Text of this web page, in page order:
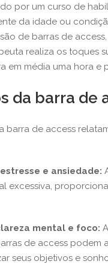
por um curso de
da idade ou
de barras de
realiza os toques
em média uma hora
da barra de
barra de access
e ansiedade:
excessiva,
mental e foco:
de access
seus objetivos e